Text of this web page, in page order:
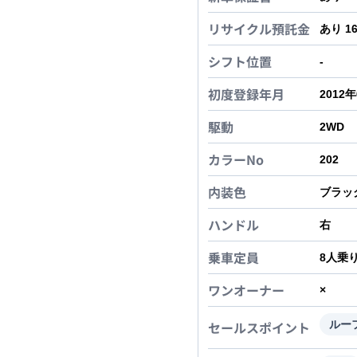
リサイクル預託金 あり
シフト位置 -
初度登録年月 2012年
駆動 2WD
カラーNo 202
内装色 ブラッ
ハンドル 右
乗車定員 8人乗り
ワンオーナー ×
セールスポイント ルー